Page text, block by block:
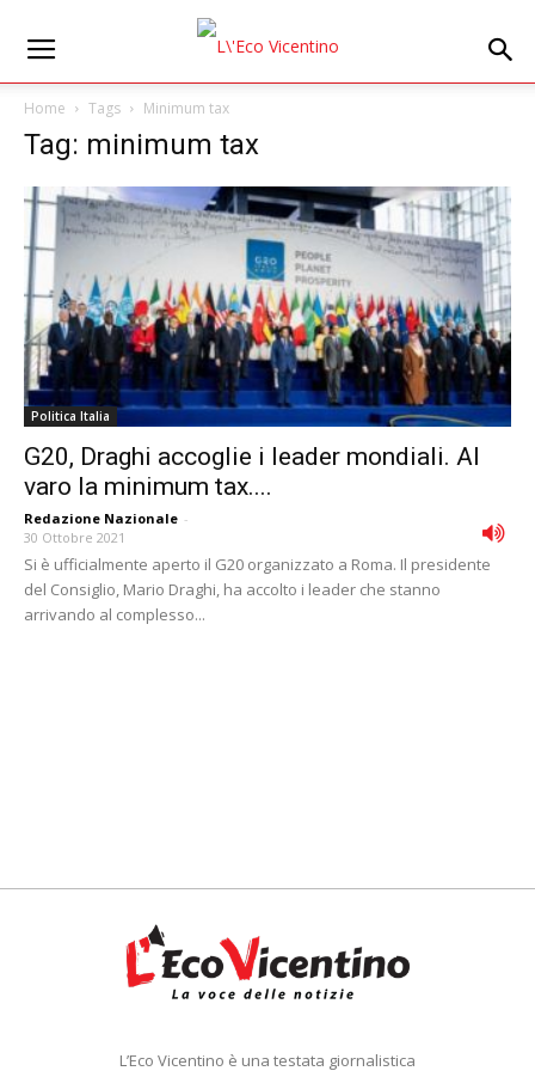
Home Tags Minimum tax
Tag: minimum tax
Politica Italia
G20, Draghi accoglie i leader mondiali. Al
varo la minimum tax....
Redazione Nazionale -
30 Ottobre 2021
Si è ufficialmente aperto il G20 organizzato a Roma. Il presidente
del Consiglio, Mario Draghi, ha accolto i leader che stanno
arrivando al complesso...
L’Eco Vicentino è una testata giornalistica